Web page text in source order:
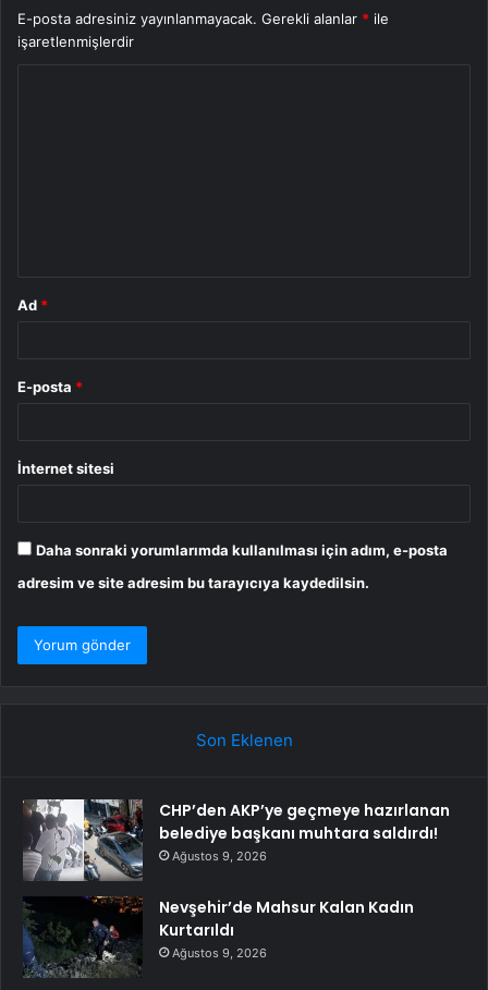
E-posta adresiniz yayınlanmayacak. Gerekli alanlar * ile
işaretlenmişlerdir
Ad *
E-posta *
İnternet sitesi
Daha sonraki yorumlarımda kullanılması için adım, e-posta
adresim ve site adresim bu tarayıcıya kaydedilsin.
Son Eklenen
CHP’den AKP’ye geçmeye hazırlanan
belediye başkanı muhtara saldırdı!
Ağustos 9, 2026
Nevşehir’de Mahsur Kalan Kadın
Kurtarıldı
Ağustos 9, 2026